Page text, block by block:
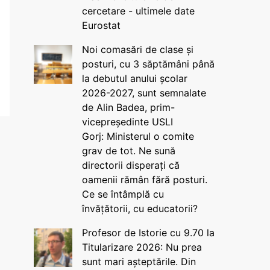
cercetare - ultimele date
Eurostat
Noi comasări de clase și
posturi, cu 3 săptămâni până
la debutul anului școlar
2026-2027, sunt semnalate
de Alin Badea, prim-
vicepreședinte USLI
Gorj: Ministerul o comite
grav de tot. Ne sună
directorii disperați că
oamenii rămân fără posturi.
Ce se întâmplă cu
învățătorii, cu educatorii?
Profesor de Istorie cu 9.70 la
Titularizare 2026: Nu prea
sunt mari așteptările. Din